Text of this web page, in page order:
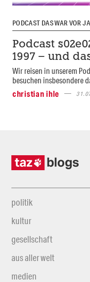
PODCAST DAS WAR VOR
Podcast
1997 – und
Wir reisen in unserem
besuchen insbesondere
christian ihle
politik
kultur
gesellschaft
aus aller welt
medien